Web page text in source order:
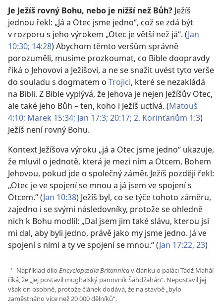
Je Ježíš rovný Bohu, nebo je nižší než Bůh? Ježíš
jednou řekl: „Já a Otec jsme jedno“, což se zdá být
v rozporu s jeho výrokem „Otec je větší než já“. (Jan
10:30; 14:28) Abychom těmto veršům správně
porozuměli, musíme prozkoumat, co Bible doopravdy
říká o Jehovovi a Ježíšovi, a ne se snažit uvést tyto verše
do souladu s dogmatem o Trojici, které se nezakládá
na Bibli. Z Bible vyplývá, že Jehova je nejen Ježíšův Otec,
ale také jeho Bůh – ten, koho i Ježíš uctívá. (Matouš
4:10; Marek 15:34; Jan 17:3; 20:17; 2. Korinťanům 1:3)
Ježíš není rovný Bohu.
Kontext Ježíšova výroku „já a Otec jsme jedno“ ukazuje,
že mluvil o jednotě, která je mezi ním a Otcem, Bohem
Jehovou, pokud jde o společný záměr. Ježíš později řekl:
„Otec je ve spojení se mnou a já jsem ve spojení s
Otcem.“ (Jan 10:38) Ježíš byl, co se týče tohoto záměru,
zajedno i se svými následovníky, protože se ohledně
nich k Bohu modlil: „Dal jsem jim také slávu, kterou jsi
mi dal, aby byli jedno, právě jako my jsme jedno. Já ve
spojení s nimi a ty ve spojení se mnou.“ (Jan 17:22, 23)
a Například dílo Encyclopædia Britannicav článku o paláci Tádž Mahál
říká, že „jej postavil mughalský panovník Šáhdžahán“. Nepostavil jej
však on osobně, protože článek dodává, že na stavbě „bylo
zaměstnáno více než 20 000 dělníků“.